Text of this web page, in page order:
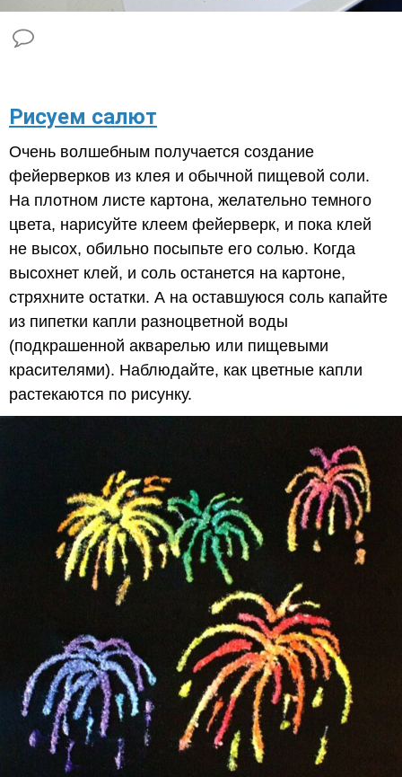
Рисуем салют
Очень волшебным получается создание
фейерверков из клея и обычной пищевой соли.
На плотном листе картона, желательно темного
цвета, нарисуйте клеем фейерверк, и пока клей
не высох, обильно посыпьте его солью. Когда
высохнет клей, и соль останется на картоне,
стряхните остатки. А на оставшуюся соль капайте
из пипетки капли разноцветной воды
(подкрашенной акварелью или пищевыми
красителями). Наблюдайте, как цветные капли
растекаются по рисунку.